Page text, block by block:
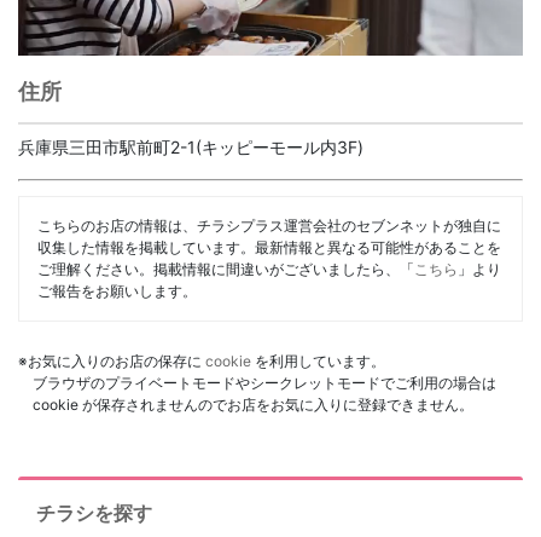
住所
兵庫県三田市駅前町2-1(キッピーモール内3F)
こちらのお店の情報は、チラシプラス運営会社のセブンネットが独自に
収集した情報を掲載しています。最新情報と異なる可能性があることを
ご理解ください。掲載情報に間違いがございましたら、「 こちら 」より
ご報告をお願いします。
※お気に入りのお店の保存に cookie を利用しています。
ブラウザのプライベートモードやシークレットモードでご利用の場合は
cookie が保存されませんのでお店をお気に入りに登録できません。
チラシを探す